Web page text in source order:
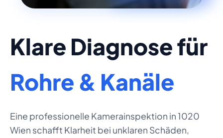
Klare Diagnose für
Rohre & Kanäle
Eine professionelle Kamerainspektion in 1020
Wien schafft Klarheit bei unklaren Schäden,